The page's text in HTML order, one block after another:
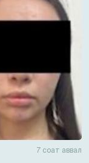
7 соат аввал